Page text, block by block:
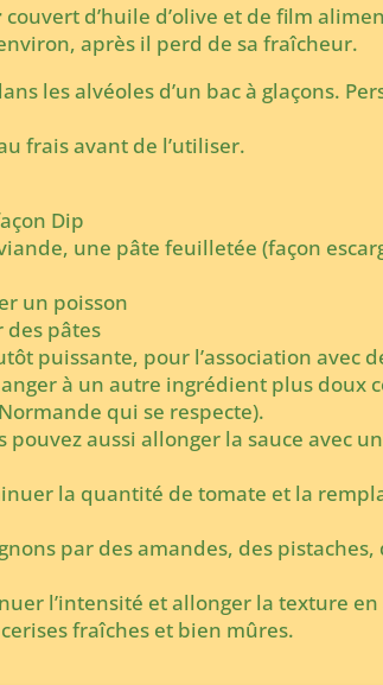
couvert d’huile d’olive et de film
après il perd de sa fraîcheur.
les alvéoles d’un bac à glaçons.
frais avant de l’utiliser.
Dip
une pâte feuilletée (façon
un poisson
des pâtes
puissante, pour l’association avec
à un autre ingrédient plus doux
qui se respecte).
pouvez aussi allonger la sauce avec
la quantité de tomate et la
par des amandes, des
l’intensité et allonger la texture
fraîches et bien mûres.